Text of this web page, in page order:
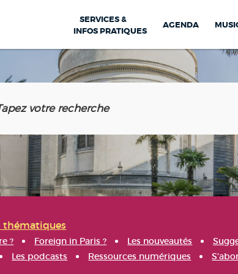
SERVICES &
INFOS PRATIQUES
AGENDA
thématiques
? Foreign in Paris ? Les nouveautés
Les podcasts Ressources numériques